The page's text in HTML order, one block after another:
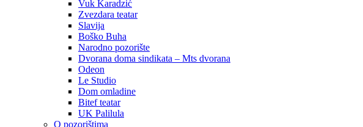
Vuk Karadzić
Zvezdara teatar
Slavija
Boško Buha
Narodno pozorište
Dvorana doma sindikata – Mts dvorana
Odeon
Le Studio
Dom omladine
Bitef teatar
UK Palilula
O pozorištima